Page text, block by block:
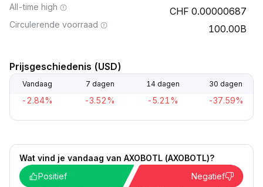
All-time high 0.00000687
Circulerende voorraad 100.00B
Prijsgeschiedenis (USD)
Vandaag 7 dagen 14 dagen 30 dagen
-2.84% -3.52% -5.21% -37.59%
Wat vind je vandaag van AXOBOTL (AXOBOTL)?
Positief
Negatief